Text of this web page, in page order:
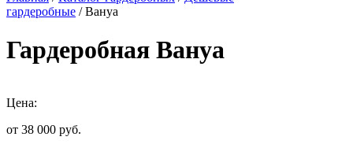
гардеробные / Вануа
Гардеробная Вануа
Цена:
от 38 000 руб.